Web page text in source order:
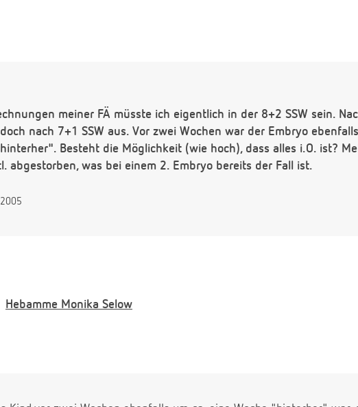
meiner FÄ müsste ich eigentlich in der 8+2 SSW sein.
nach 7+1 SSW aus. Vor zwei Wochen war der Embryo
Besteht die Möglichkeit (wie hoch), dass alles i.O. ist?
abgestorben, was bei einem 2. Embryo bereits der Fall ist.
Hebamme Monika Selow